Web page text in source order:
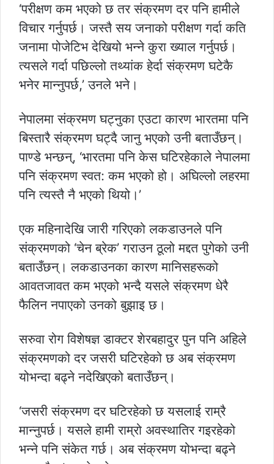
‘परीक्षण कम भएको छ तर संक्रमण दर पनि हामीले
विचार गर्नुपर्छ। जस्तै सय जनाको परीक्षण गर्दा कति
जनामा पोजेटिभ देखियो भन्ने कुरा ख्याल गर्नुपर्छ।
त्यसले गर्दा पछिल्लो तथ्यांक हेर्दा संक्रमण घटेकै
भनेर मान्नुपर्छ,’ उनले भने।
नेपालमा संक्रमण घट्नुका एउटा कारण भारतमा पनि
बिस्तारै संक्रमण घट्दै जानु भएको उनी बताउँछन्।
पाण्डे भन्छन्, ‘भारतमा पनि केस घटिरहेकाले नेपालमा
पनि संक्रमण स्वत: कम भएको हो। अघिल्लो लहरमा
पनि त्यस्तै नै भएको थियो।’
एक महिनादेखि जारी गरिएको लकडाउनले पनि
संक्रमणको ‘चेन ब्रेक’ गराउन ठूलो मद्दत पुगेको उनी
बताउँछन्। लकडाउनका कारण मानिसहरूको
आवतजावत कम भएको भन्दै यसले संक्रमण धेरै
फैलिन नपाएको उनको बुझाइ छ।
सरुवा रोग विशेषज्ञ डाक्टर शेरबहादुर पुन पनि अहिले
संक्रमणको दर जसरी घटिरहेको छ अब संक्रमण
योभन्दा बढ्ने नदेखिएको बताउँछन्।
‘जसरी संक्रमण दर घटिरहेको छ यसलाई राम्रै
मान्नुपर्छ। यसले हामी राम्रो अवस्थातिर गइरहेको
भन्ने पनि संकेत गर्छ। अब संक्रमण योभन्दा बढ्ने